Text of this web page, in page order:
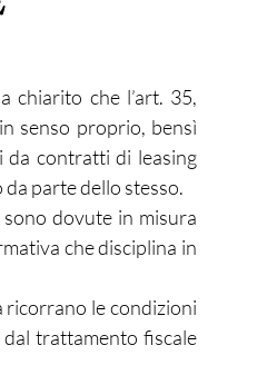
chiarito che l’art. 35,
senso proprio, bensì
da contratti di leasing
parte dello stesso.
dovute in misura
che disciplina in
ricorrano le condizioni
trattamento fiscale